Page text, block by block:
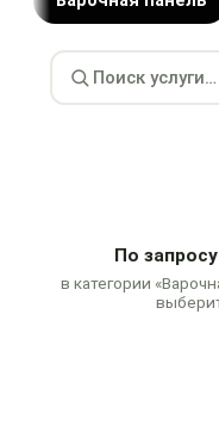
По запросу
в категории